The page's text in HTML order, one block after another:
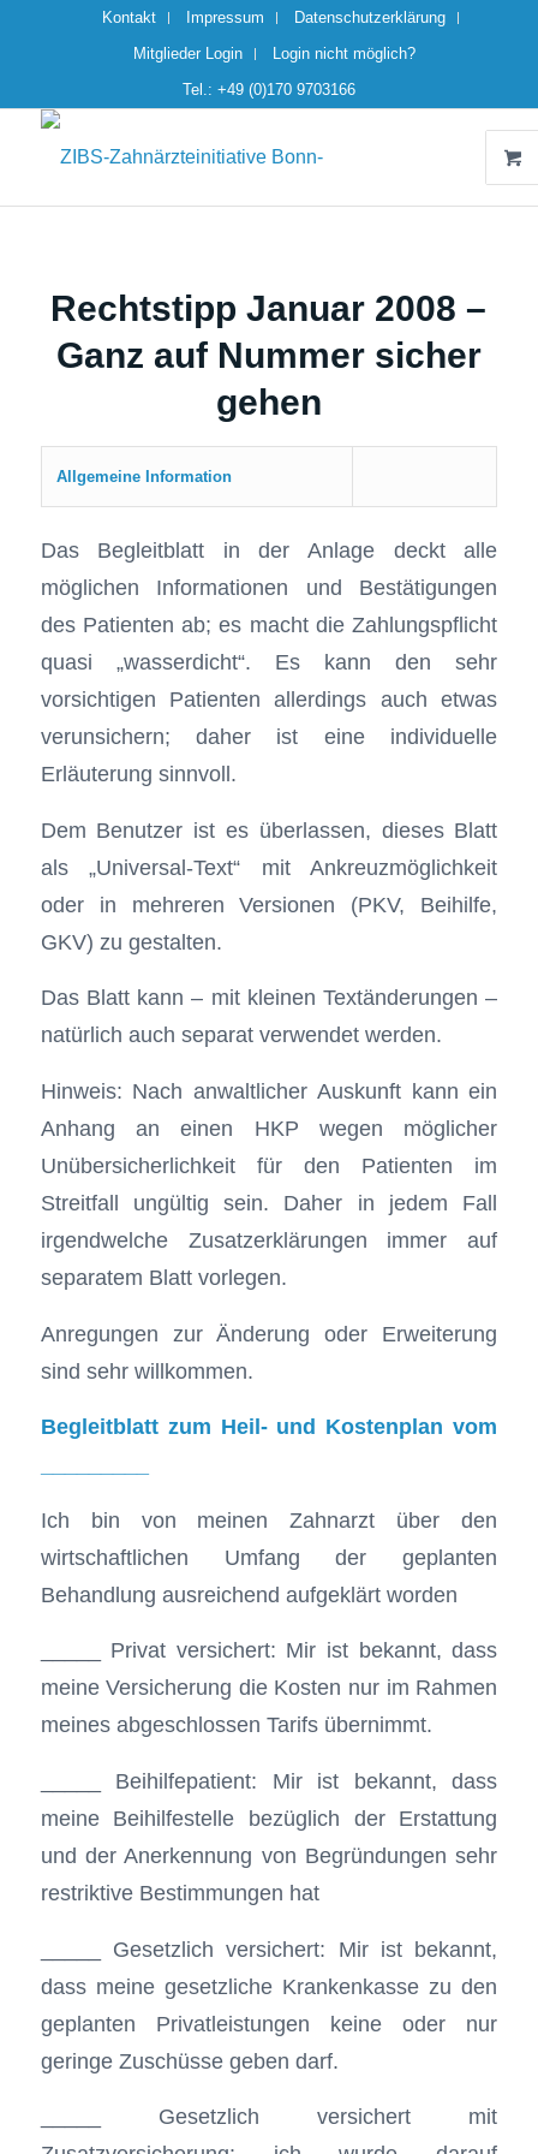
Kontakt Impressum
Datenschutzerklärung
Mitglieder Login
Login nicht möglich?
Tel.: +49 (0)170 9703166
Rechtstipp Januar 2008 –
Ganz auf Nummer sicher
gehen
Allgemeine Information
Das Begleitblatt in der Anlage deckt alle
möglichen Informationen und Bestätigungen
des Patienten ab; es macht die Zahlungspflicht
quasi „wasserdicht“. Es kann den sehr
vorsichtigen Patienten allerdings auch etwas
verunsichern; daher ist eine individuelle
Erläuterung sinnvoll.
Dem Benutzer ist es überlassen, dieses Blatt
als „Universal-Text“ mit Ankreuzmöglichkeit
oder in mehreren Versionen (PKV, Beihilfe,
GKV) zu gestalten.
Das Blatt kann – mit kleinen Textänderungen –
natürlich auch separat verwendet werden.
Hinweis: Nach anwaltlicher Auskunft kann ein
Anhang an einen HKP wegen möglicher
Unübersicherlichkeit für den Patienten im
Streitfall ungültig sein. Daher in jedem Fall
irgendwelche Zusatzerklärungen immer auf
separatem Blatt vorlegen.
Anregungen zur Änderung oder Erweiterung
sind sehr willkommen.
Begleitblatt zum Heil- und Kostenplan vom
Ich bin von meinen Zahnarzt über den
wirtschaftlichen Umfang der geplanten
Behandlung ausreichend aufgeklärt worden
_____ Privat versichert: Mir ist bekannt, dass
meine Versicherung die Kosten nur im Rahmen
meines abgeschlossen Tarifs übernimmt.
_____ Beihilfepatient: Mir ist bekannt, dass
meine Beihilfestelle bezüglich der Erstattung
und der Anerkennung von Begründungen sehr
restriktive Bestimmungen hat
_____ Gesetzlich versichert: Mir ist bekannt,
dass meine gesetzliche Krankenkasse zu den
geplanten Privatleistungen keine oder nur
geringe Zuschüsse geben darf.
_____ Gesetzlich versichert mit